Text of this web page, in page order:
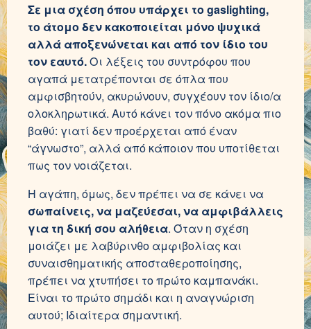
Σε μια σχέση όπου υπάρχει το gaslighting,
το άτομο δεν κακοποιείται μόνο ψυχικά
αλλά αποξενώνεται και από τον ίδιο του
τον εαυτό.Οι λέξεις του συντρόφου που
αγαπά μετατρέπονται σε όπλα που
αμφισβητούν, ακυρώνουν, συγχέουν τον ίδιο/α
ολοκληρωτικά. Αυτό κάνει τον πόνο ακόμα πιο
βαθύ: γιατί δεν προέρχεται από έναν
“άγνωστο”, αλλά από κάποιον που υποτίθεται
πως τον νοιάζεται.
Η αγάπη, όμως, δεν πρέπει να σε κάνει να
σωπαίνεις, να μαζεύεσαι, να αμφιβάλλεις
για τη δική σου αλήθεια. Όταν η σχέση
μοιάζει με λαβύρινθο αμφιβολίας και
συναισθηματικής αποσταθεροποίησης,
πρέπει να χτυπήσει το πρώτο καμπανάκι.
Είναι το πρώτο σημάδι και η αναγνώριση
αυτού; Ιδιαίτερα σημαντική.